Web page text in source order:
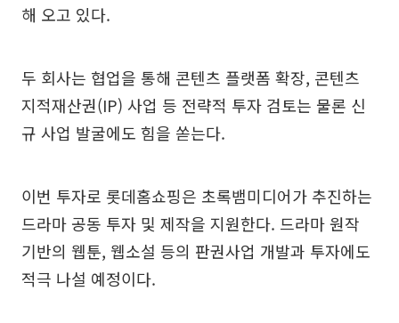
해 오고 있다.
두 회사는 협업을 통해 콘텐츠 플랫폼 확장, 콘텐츠
지적재산권(IP) 사업 등 전략적 투자 검토는 물론 신
규 사업 발굴에도 힘을 쏟는다.
이번 투자로 롯데홈쇼핑은 초록뱀미디어가 추진하는
드라마 공동 투자 및 제작을 지원한다. 드라마 원작
기반의 웹툰, 웹소설 등의 판권사업 개발과 투자에도
적극 나설 예정이다.